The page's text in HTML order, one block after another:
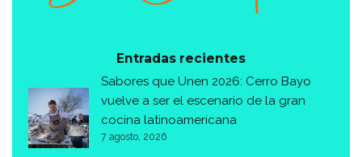
Entradas recientes
Sabores que Unen 2026: Cerro Bayo
vuelve a ser el escenario de la gran
cocina latinoamericana
7 agosto, 2026